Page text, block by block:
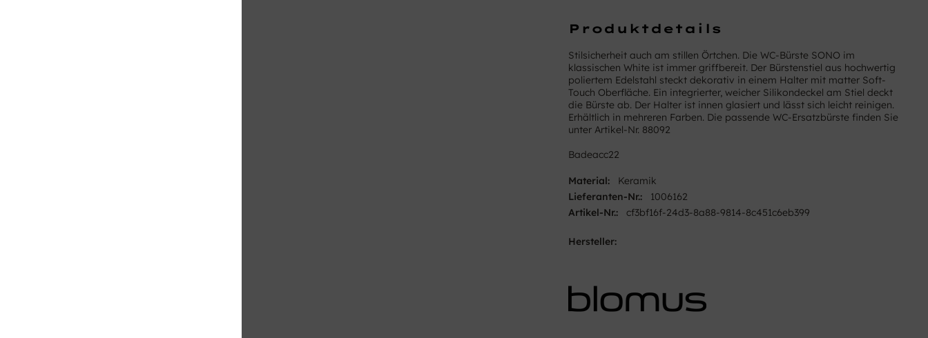
Produktdetails
Stilsicherheit auch am stillen Örtchen. Die WC-Bürste SONO im
klassischen White ist immer griffbereit. Der Bürstenstiel aus hochwertig
poliertem Edelstahl steckt dekorativ in einem Halter mit matter Soft-
Touch Oberfläche. Ein integrierter, weicher Silikondeckel am Stiel deckt
die Bürste ab. Der Halter ist innen glasiert und lässt sich leicht reinigen.
Erhältlich in mehreren Farben. Die passende WC-Ersatzbürste finden Sie
unter Artikel-Nr. 88092
Badeacc22
Material:
Keramik
Lieferanten-Nr.:
1006162
Artikel-Nr.:
cf3bf16f-24d3-8a88-9814-8c451c6eb399
Hersteller: